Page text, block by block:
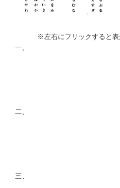
※左右にフリックすると表
一、
二、
三、